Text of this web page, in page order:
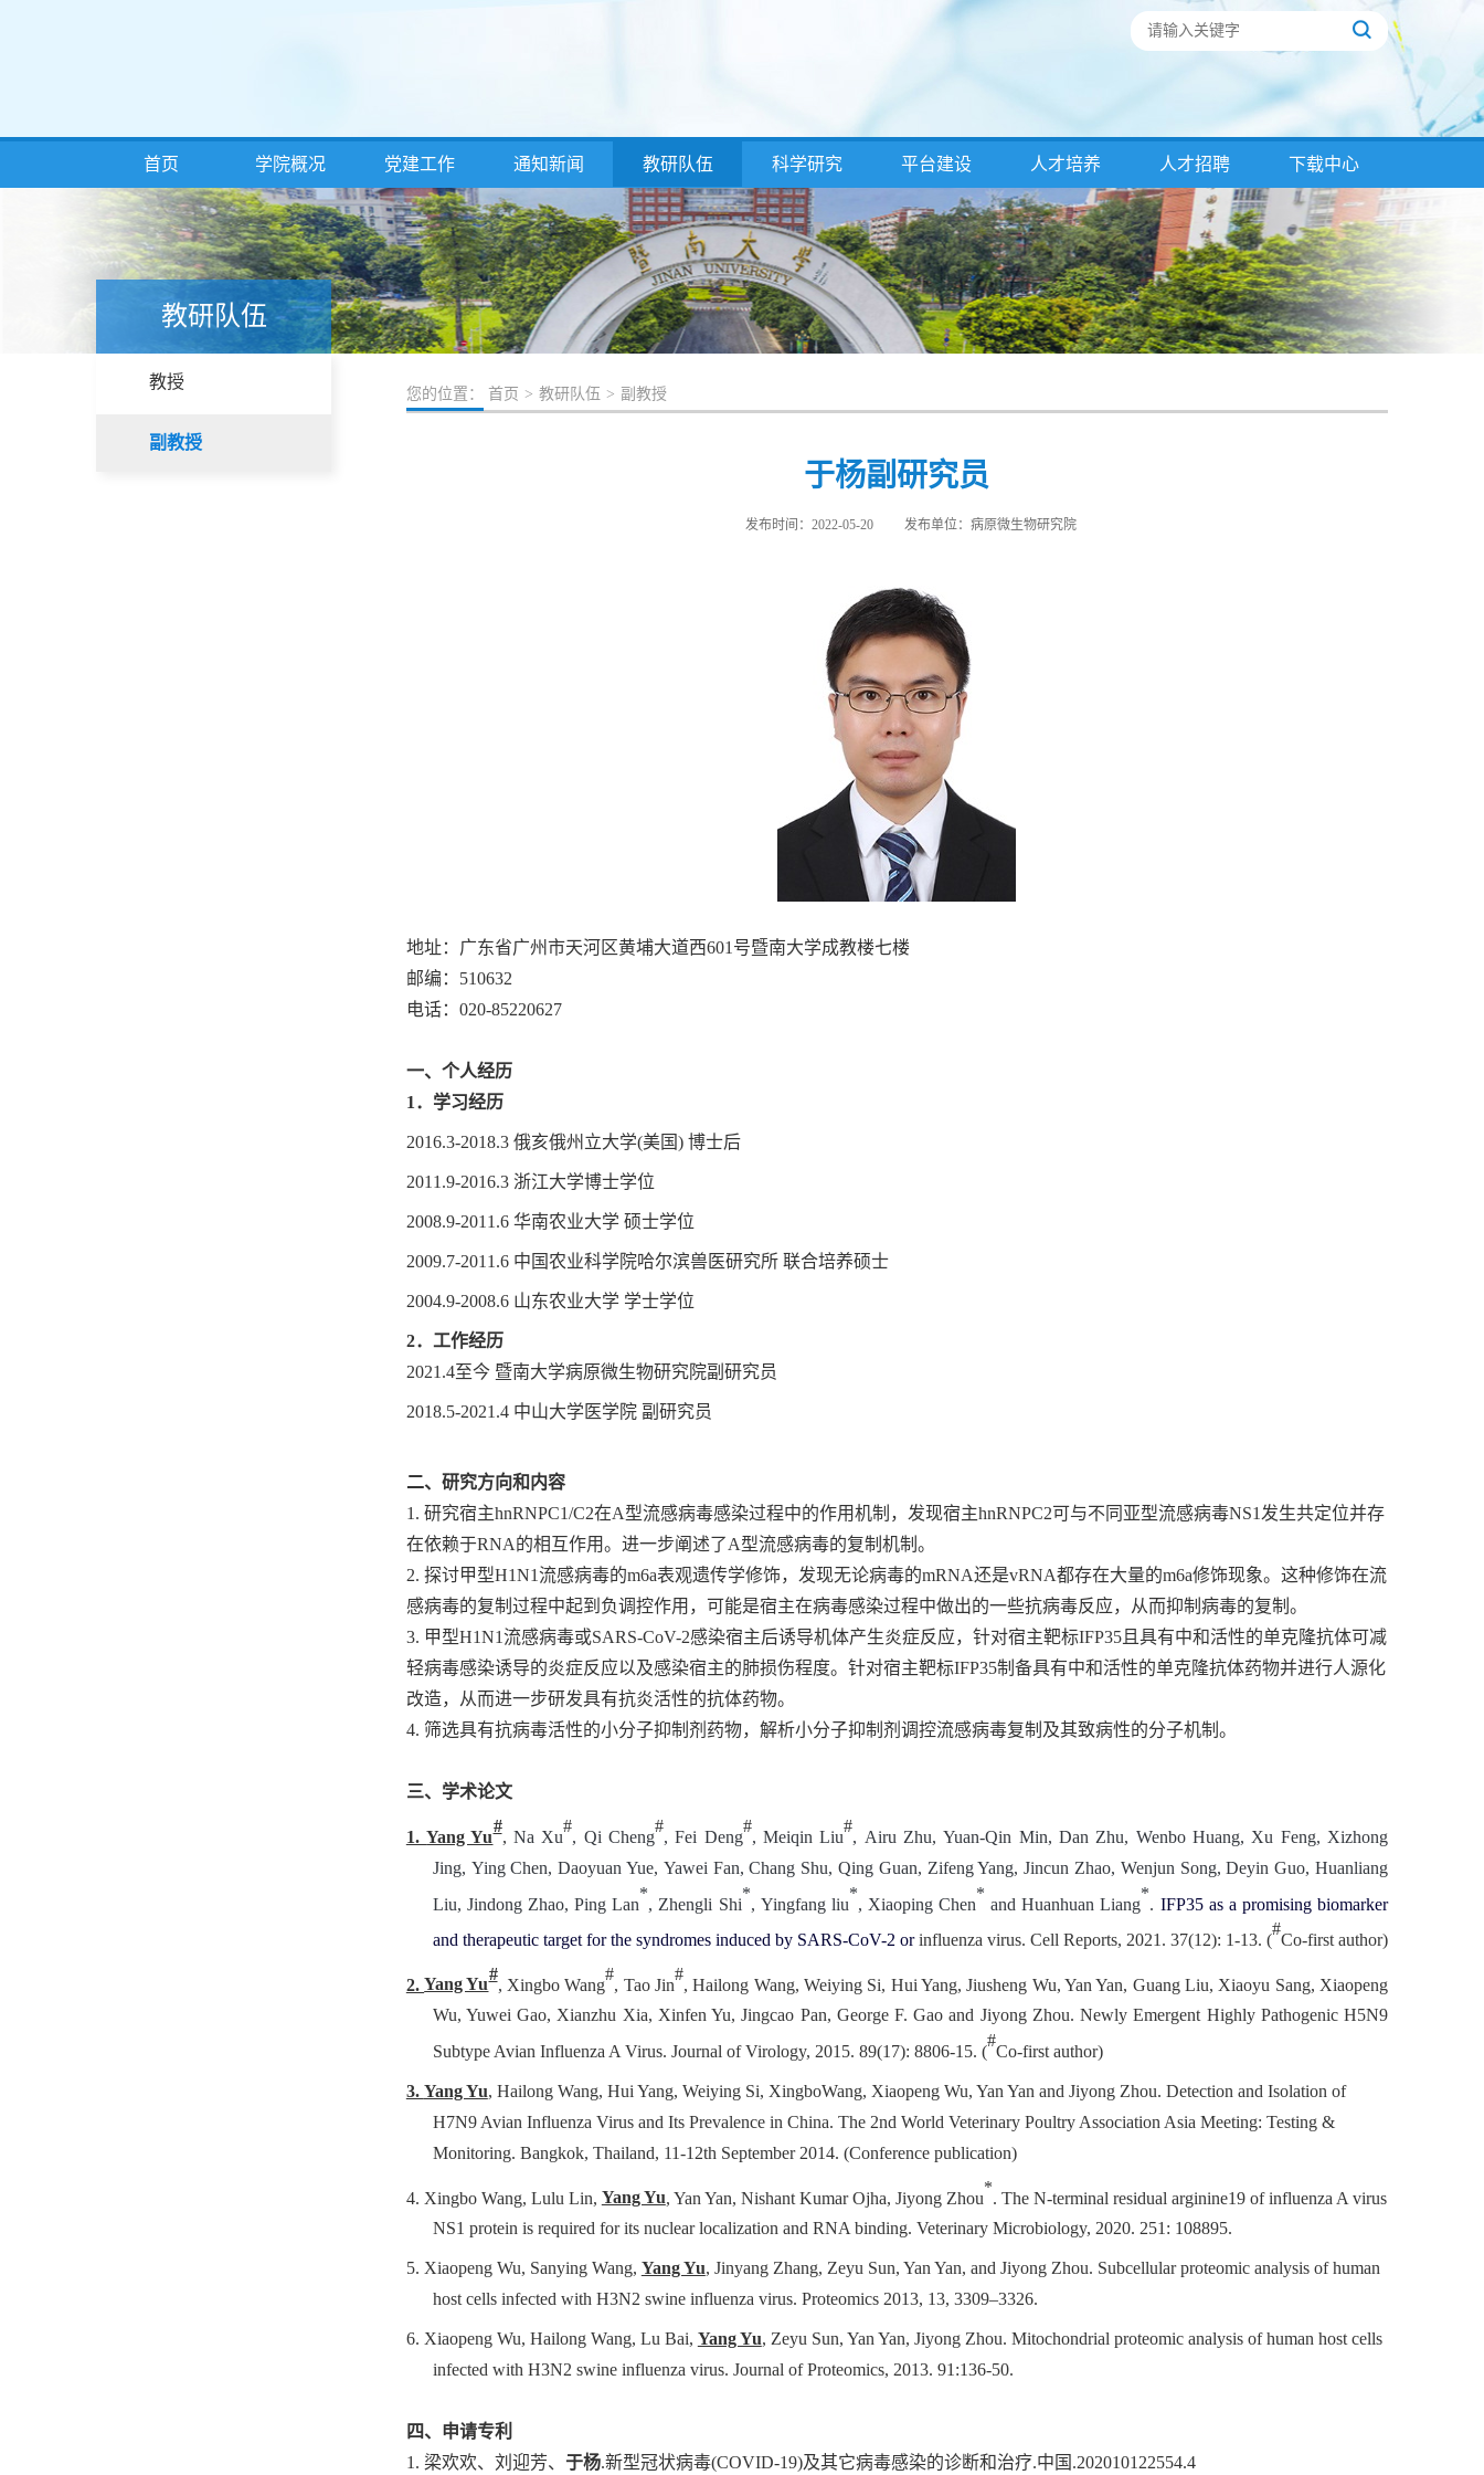
首页 学院概况 党建工作 通知新闻 教研队伍 科学研究 平台建设 人才培养 人才招聘 下载中心
教研队伍
教授
副教授
您的位置： 首页 > 教研队伍 > 副教授
于杨副研究员
发布时间：2022-05-20 发布单位：病原微生物研究院
地址：广东省广州市天河区黄埔大道西601 号暨南大学成教楼七楼
邮编： 510632
电话：020-85220627
一、个人经历
1 ．学习经历
2016.3-2018.3 俄亥俄州立大学(美国) 博士后
2011.9-2016.3 浙江大学博士学位
2008.9-2011.6 华南农业大学 硕士学位
2009.7-2011 .6 中国农业科学院哈尔滨兽医研究所 联合培养硕士
2004.9-2008.6 山东农业大学 学士学位
2．工作经历
2021.4至今 暨南大学病原微生物研究院副研究员
2018.5-2021.4 中山大学医学院 副研究员
二、 研究方向和内容
1. 研究宿主hnRNPC1/C2在A型流感病毒感染过程中的作用机制，发现宿主hnRNPC2可与不同亚型流感病毒NS1 发生共定位并存
在依赖于RNA的相互作用。进一步阐述了A型流感病毒的复制机制。
2. 探讨甲型H1N1流感病毒的m6a表观遗传学修饰， 发现无论病毒的mRNA还是vRNA都存在大量的m6a修饰现象。这种修饰在流
感病毒的复制过程中起到负调控作用，可能是宿主在病毒感染过程中做出的一些抗病毒反应，从而抑制病毒的复制。
3. 甲型H1N1流感病毒或SARS-CoV-2感染宿主后诱导机体产生炎症反应，针对宿主靶标IFP35且 具有中和活性的单克隆抗体可减
轻病毒感染诱导的炎症反应以及感染宿主的肺损伤程度。 针对宿主靶标IFP35制备具有中和活性的单克隆抗体药物并进行人源化
改造，从而进一步研发具有抗炎活性的抗体药物。
4. 筛选具有抗病毒活性的小分子抑制剂药物，解析小分子抑制剂调控流感病毒复制及其致病性的分子机制。
三、学术论文
1.Yang Yu
#
, Na Xu
#
, Qi Cheng
#
, Fei Deng
#
, Meiqin Liu
#
, Airu Zhu, Yuan-Qin Min, Dan Zhu, Wenbo Huang, Xu Feng, Xizhong
Jing, Ying Chen, Daoyuan Yue, Yawei Fan, Chang Shu, Qing Guan, Zifeng Yang, Jincun Zhao, Wenjun Song, Deyin Guo, Huanliang
Liu
Jindong Zhao Ping Lan
*
Zhengli Shi
*
Yingfang liu
*
Xiaoping Chen
*
and Huanhuan Liang
*
IFP35 as a promisingbiomarker
and therapeutic target forthe syndromesinduced by SARS-CoV-2 orinfluenza virus. Cell Reports, 2021. 37(12): 1-13. (
#
Co-first author)
2.Yang Yu
#
, Xingbo Wang
#
, Tao Jin
#
, Hailong Wang, Weiying Si, Hui Yang, Jiusheng Wu, Yan Yan, Guang Liu, Xiaoyu Sang, Xiaopeng
Wu, Yuwei Gao, Xianzhu Xia, Xinfen Yu, Jingcao Pan, George F. Gao and Jiyong Zhou. Newly Emergent Highly Pathogenic H5N9
Subtype Avian Influenza A Virus. Journal of Virology, 2015. 89(17): 8806-15. (
#
Co-first author)
3. Yang Yu, Hailong Wang, Hui Yang, Weiying Si, XingboWang, Xiaopeng Wu, Yan Yan and Jiyong Zhou. Detection and Isolation of
H7N9 Avian Influenza Virus and Its Prevalence in China. The 2nd World Veterinary Poultry Association Asia Meeting: Testing &
Monitoring. Bangkok, Thailand, 11-12th September 2014. (Conference publication)
4. Xingbo Wang, Lulu Lin, Yang Yu , Yan Yan, Nishant Kumar Ojha, Jiyong Zhou
*
The N-terminal residual arginine19 of influenza A virus
NS1 protein is required for its nuclear localization and RNA binding. Veterinary Microbiology, 2020. 251: 108895.
5. Xiaopeng Wu, Sanying Wang, Yang Yu, Jinyang Zhang, Zeyu Sun, Yan Yan, and Jiyong Zhou. Subcellular proteomic analysis of human
host cells infected with H3N2 swine influenza virus. Proteomics 2013, 13, 3309–3326.
6. Xiaopeng Wu, Hailong Wang, Lu Bai, Yang Yu, Zeyu Sun, Yan Yan, Jiyong Zhou. Mitochondrial proteomic analysis of human host cells
infected with H3N2 swine influenza virus. Journal of Proteomics, 2013. 91:136-50.
四、申请专利
1. 梁欢欢、刘迎芳、 于杨.新型冠状病毒(COVID-19)及其它病毒感染的诊断和治疗.中国.202010122554.4